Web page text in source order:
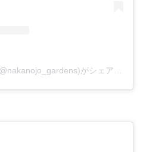
中之条ガーデンズ【公式】(@nakanojo_gardens)がシェアした投稿